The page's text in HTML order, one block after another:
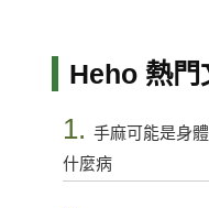
Heho 熱門
1. 手麻可能是身
什麼病